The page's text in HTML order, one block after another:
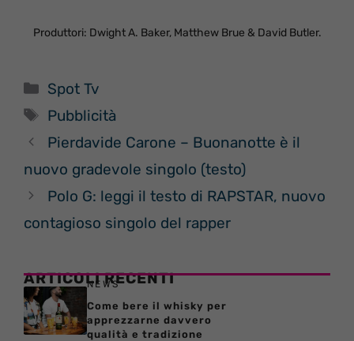
Produttori: Dwight A. Baker, Matthew Brue & David Butler.
Categorie
Spot Tv
Tag
Pubblicità
Pierdavide Carone – Buonanotte è il
nuovo gradevole singolo (testo)
Polo G: leggi il testo di RAPSTAR, nuovo
contagioso singolo del rapper
ARTICOLI RECENTI
NEWS
Come bere il whisky per
apprezzarne davvero
qualità e tradizione